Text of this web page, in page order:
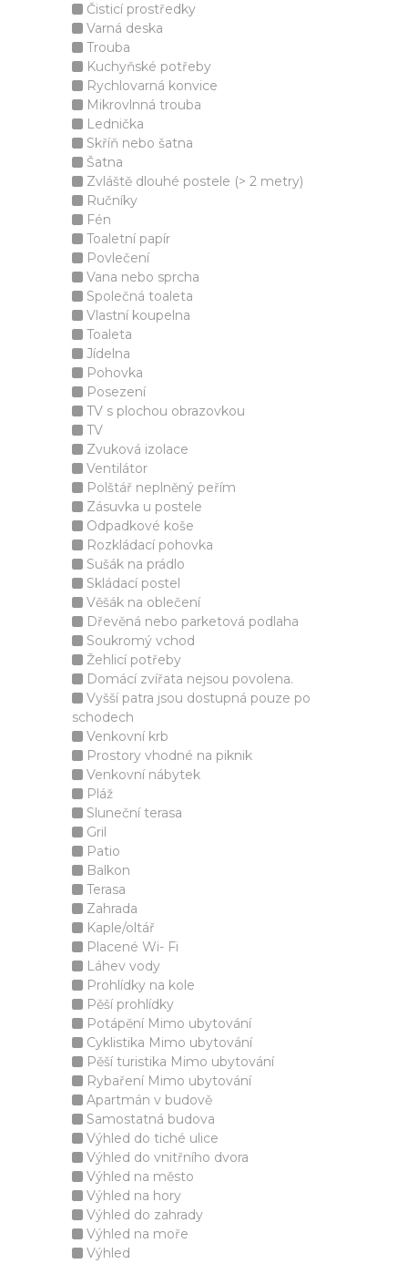
Čisticí prostředky
Varná deska
Trouba
Kuchyňské potřeby
Rychlovarná konvice
Mikrovlnná trouba
Lednička
Skříň nebo šatna
Šatna
Zvláště dlouhé postele (> 2 metry)
Ručníky
Fén
Toaletní papír
Povlečení
Vana nebo sprcha
Společná toaleta
Vlastní koupelna
Toaleta
Jídelna
Pohovka
Posezení
TV s plochou obrazovkou
TV
Zvuková izolace
Ventilátor
Polštář neplněný peřím
Zásuvka u postele
Odpadkové koše
Rozkládací pohovka
Sušák na prádlo
Skládací postel
Věšák na oblečení
Dřevěná nebo parketová podlaha
Soukromý vchod
Žehlicí potřeby
Domácí zvířata nejsou povolena.
Vyšší patra jsou dostupná pouze po
schodech
Venkovní krb
Prostory vhodné na piknik
Venkovní nábytek
Pláž
Sluneční terasa
Gril
Patio
Balkon
Terasa
Zahrada
Kaple/oltář
Placené Wi- Fi
Láhev vody
Prohlídky na kole
Pěší prohlídky
Potápění Mimo ubytování
Cyklistika Mimo ubytování
Pěší turistika Mimo ubytování
Rybaření Mimo ubytování
Apartmán v budově
Samostatná budova
Výhled do tiché ulice
Výhled do vnitřního dvora
Výhled na město
Výhled na hory
Výhled do zahrady
Výhled na moře
Výhled